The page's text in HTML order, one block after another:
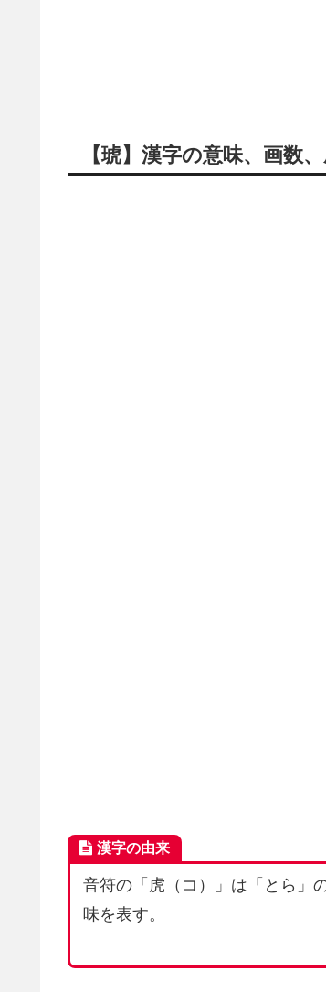
【琥】漢字の意味、画数
漢字の由来
音符の「虎（コ）」は「とら」
味を表す。